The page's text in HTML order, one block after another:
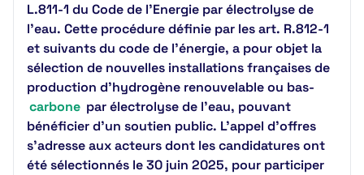
L.811-1 du Code de l’Energie par électrolyse de
l’eau. Cette procédure définie par les art. R.812-1
et suivants du code de l’énergie, a pour objet la
sélection de nouvelles installations françaises de
production d’hydrogène renouvelable ou bas-
carbone par électrolyse de l'eau, pouvant
bénéficier d’un soutien public. L'appel d'offres
s'adresse aux acteurs dont les candidatures ont
été sélectionnés le 30 juin 2025, pour participer